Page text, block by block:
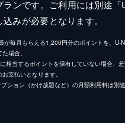
ランです。ご利用には別途「
みが必要となります。
が毎月もらえる1,200円分のポイントを、U-
場合。
相当するポイントを保有していない場合、
支払いとなります。
ション（かけ放題など）の月額利用料は別途